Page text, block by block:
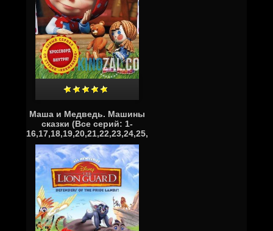
Маша и Медведь. Машины
сказки (Все серий: 1-
16,17,18,19,20,21,22,23,24,25,26)